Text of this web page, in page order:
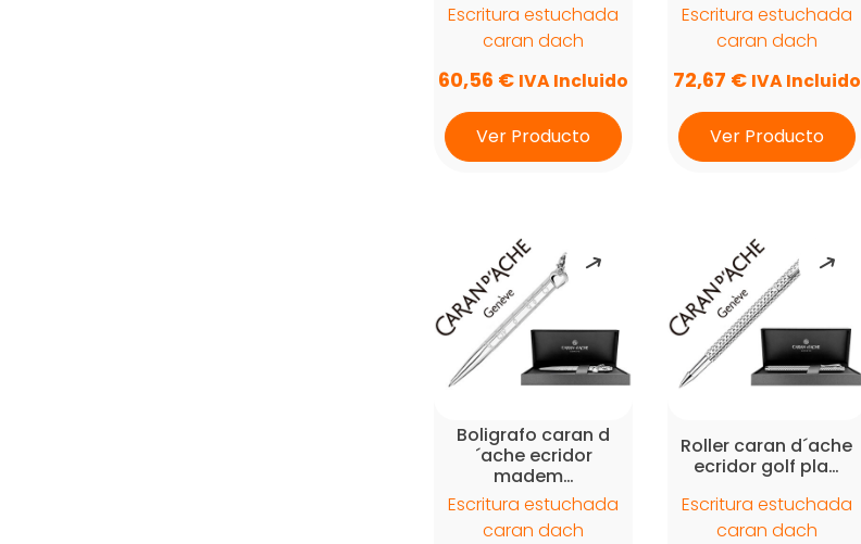
Escritura estuchada
caran dach
60,56 € IVA Incluido
Ver Producto
Escritura estuchada
caran dach
72,67 € IVA Incluido
Ver Producto
Boligrafo caran d
´ache ecridor
madem…
Escritura estuchada
caran dach
Roller caran d´ache
ecridor golf pla…
Escritura estuchada
caran dach